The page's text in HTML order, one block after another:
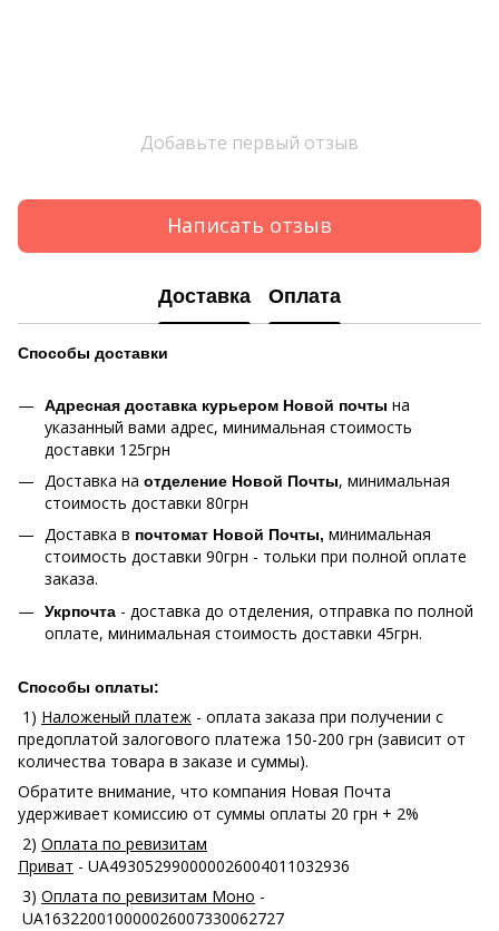
Добавьте первый отзыв
Написать отзыв
Доставка Оплата
Способы доставки
Адресная доставка курьером Новой почты на
указанный вами адрес, минимальная стоимость
доставки 125грн
Доставка на отделение Новой Почты, минимальная
стоимость доставки 80грн
Доставка в почтомат Новой Почты, минимальная
стоимость доставки 90грн - тольки при полной оплате
заказа.
Укрпочта - доставка до отделения, отправка по полной
оплате, минимальная стоимость доставки 45грн.
Способы оплаты:
1) Наложеный платеж - оплата заказа при получении с
предоплатой залогового платежа 150-200 грн (зависит от
количества товара в заказе и суммы).
Обратите внимание, что компания Новая Почта
удерживает комиссию от суммы оплаты 20 грн + 2%
2) Оплата по ревизитам
Приват - UA493052990000026004011032936
3) Оплата по ревизитам Моно -
UA163220010000026007330062727